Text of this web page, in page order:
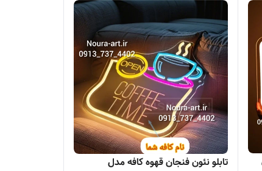
تابلو نئون فنجان قهوه کافه مدل